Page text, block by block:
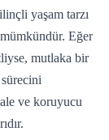
yaşam tarzı
Eğer
mutlaka bir
ve koruyucu